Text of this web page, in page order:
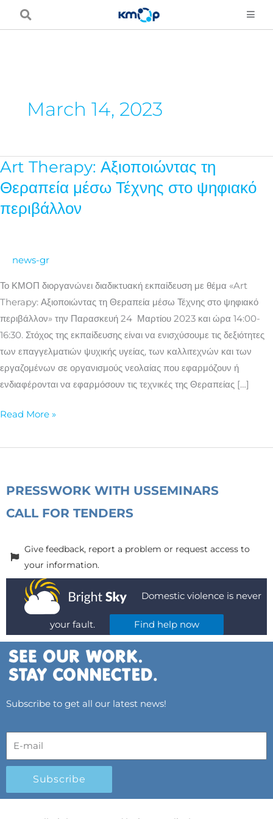
March 14, 2023
Art Therapy: Αξιοποιώντας τη
Θεραπεία μέσω Τέχνης στο ψηφιακό
περιβάλλον
news-gr
Το ΚΜΟΠ διοργανώνει διαδικτυακή εκπαίδευση με θέμα «Art
Therapy: Αξιοποιώντας τη Θεραπεία μέσω Τέχνης στο ψηφιακό
περιβάλλον» την Παρασκευή 24 Μαρτίου 2023 και ώρα 14:00-
16:30. Στόχος της εκπαίδευσης είναι να ενισχύσουμε τις δεξιότητες
των επαγγελματιών ψυχικής υγείας, των καλλιτεχνών και των
εργαζομένων σε οργανισμούς νεολαίας που εφαρμόζουν ή
ενδιαφέρονται να εφαρμόσουν τις τεχνικές της Θεραπείας […]
Art
Therapy:
Αξιοποιώντας
τη
Τέχνης
Read More »
PRESSWORK WITH USSEMINARS
CALL FOR TENDERS
Give feedback, report a problem or request access to
your information.
Domestic violence is never
your fault. Find help now
Subscribe to get all our latest news!
Subscribe